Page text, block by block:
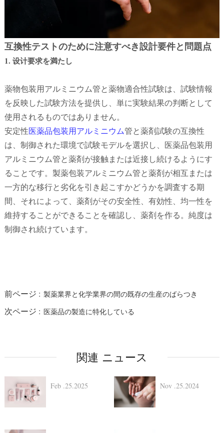
互換性テストのために注意すべき設計要件と問題点
1. 设计要求を満たし
薬物包装用アルミニウム管と薬物適合性試験は、試験情報
を反映した試験方法を提供し、単に実験結果の判断として
使用されるものではありません。
安定性医薬品包装用アルミニウム管と薬剤試験の互換性
は、制御された環境で試験モデルを選択し、医薬品包装用
アルミニウム管と薬剤が接触または近接し続けるようにす
ることです。製薬包装アルミニウム管と薬剤が相互または
一方的な移行と劣化を引き起こすかどうかを調査する期
間、それによって、薬剤がその安全性、有効性、均一性を
維持することができることを確認し、薬剤を作る。純度は
制御され続けています。
前ページ : 製薬業界と化学業界の間の既存の生産のばらつき
次ページ : 医薬品の製造に特化している
関連 ニュース
Feb .25.2025 Nov .25.2024